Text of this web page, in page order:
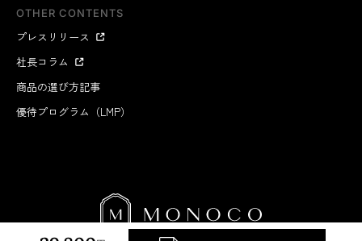
OTHER CONTENTS
プレスリリース
社長コラム
商品の選び方記事
優待プログラム（LMP）